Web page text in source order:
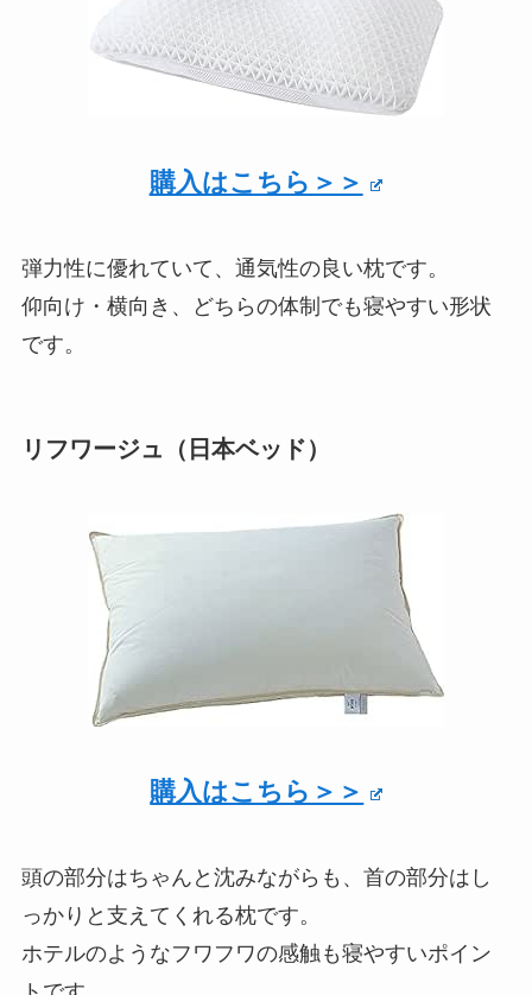
購入はこちら＞＞
弾力性に優れていて、通気性の良い枕です。
仰向け・横向き、どちらの体制でも寝やすい形状
です。
リフワージュ（日本ベッド）
購入はこちら＞＞
頭の部分はちゃんと沈みながらも、首の部分はし
っかりと支えてくれる枕です。
ホテルのようなフワフワの感触も寝やすいポイン